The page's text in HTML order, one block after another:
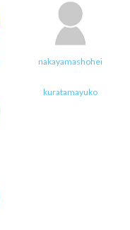
nakayamashohei
kuratamayuko